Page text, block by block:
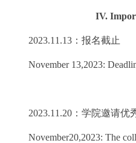
IV.
2023.11.13：报名截止
November 13,2023:
2023.11.20：学院邀请优
November20,2023: The